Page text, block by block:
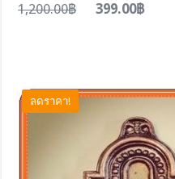
1,200.00฿ 399.00฿
ลดราคา!